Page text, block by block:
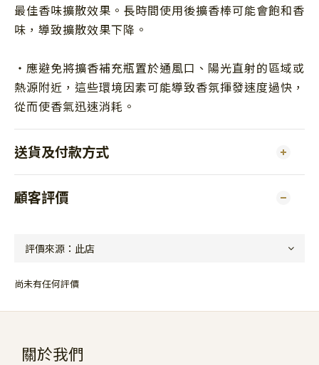
最佳香味擴散效果。長時間使用後擴香棒可能會飽和香
味，導致擴散效果下降。
・應避免將擴香補充瓶置於通風口、陽光直射的區域或
熱源附近，這些環境因素可能導致香氛揮發速度過快，
從而使香氣迅速消耗。
送貨及付款方式
顧客評價
尚未有任何評價
關於我們